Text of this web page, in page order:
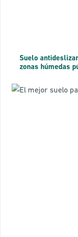
Suelo
zonas húmedas